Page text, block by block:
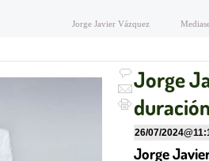
Jorge Javier Vázquez
Jorge
26/07/2024@
Jorge